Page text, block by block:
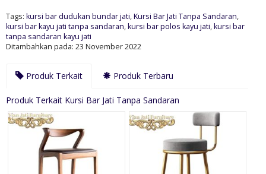
Tags: kursi bar dudukan bundar jati,Kursi Bar Jati Tanpa Sandaran,
kursi bar kayu jati tanpa sandaran,kursi bar polos kayu jati,kursi bar
tanpa sandaran kayu jati
Ditambahkan pada: 23 November 2022
Produk Terkait Produk Terbaru
Produk Terkait Kursi Bar Jati Tanpa Sandaran